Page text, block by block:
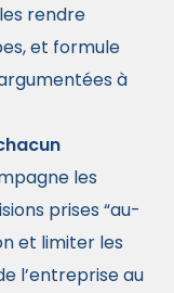
rendre
et formule
à
les
prises “au-
et limiter les
l’entreprise au